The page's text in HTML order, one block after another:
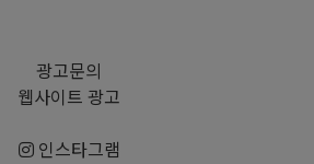
광고문의
웹사이트 광고
인스타그램